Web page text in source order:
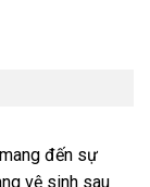
đến sự
vệ sinh sau